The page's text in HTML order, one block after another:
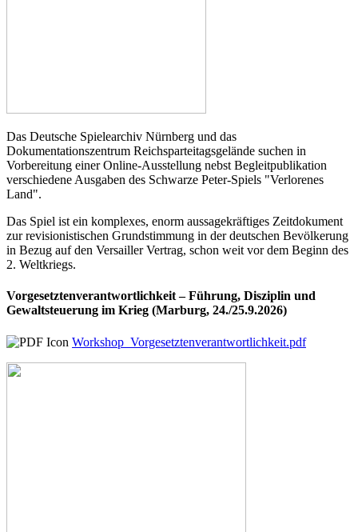
Das Deutsche Spielearchiv Nürnberg und das
Dokumentationszentrum Reichsparteitagsgelände suchen in
Vorbereitung einer Online-Ausstellung nebst Begleitpublikation
verschiedene Ausgaben des Schwarze Peter-Spiels "Verlorenes
Land".
Das Spiel ist ein komplexes, enorm aussagekräftiges Zeitdokument
zur revisionistischen Grundstimmung in der deutschen Bevölkerung
in Bezug auf den Versailler Vertrag, schon weit vor dem Beginn des
2. Weltkriegs.
Vorgesetztenverantwortlichkeit – Führung, Disziplin und
Gewaltsteuerung im Krieg (Marburg, 24./25.9.2026)
Workshop_Vorgesetztenverantwortlichkeit.pdf